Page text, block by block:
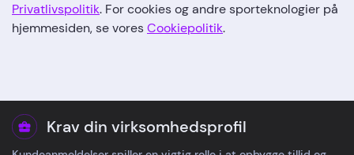
Privatlivspolitik. For cookies og andre sporteknologier på
hjemmesiden, se voresCookiepolitik.
Krav din virksomhedsprofil